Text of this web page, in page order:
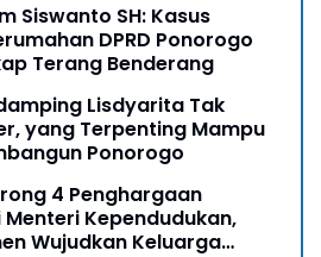
Siswanto SH: Kasus
DPRD Ponorogo
Terang Benderang
Lisdyarita Tak
yang Terpenting Mampu
Ponorogo
4 Penghargaan
Kependudukan,
Wujudkan Keluarga